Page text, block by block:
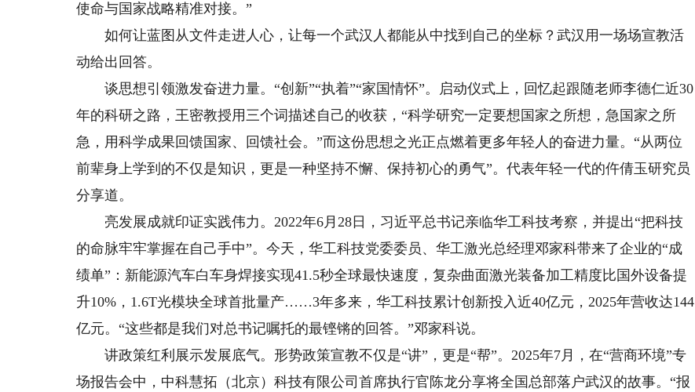
使命与国家战略精准对接。”
如何让蓝图从文件走进人心，让每一个武汉人都能从中找到自己的坐标？武汉用一场场宣教活
动给出回答。
谈思想引领激发奋进力量。“创新”“执着”“家国情怀”。启动仪式上，回忆起跟随老师李德仁近30
年的科研之路，王密教授用三个词描述自己的收获，“科学研究一定要想国家之所想，急国家之所
急，用科学成果回馈国家、回馈社会。”而这份思想之光正点燃着更多年轻人的奋进力量。“从两位
前辈身上学到的不仅是知识，更是一种坚持不懈、保持初心的勇气”。代表年轻一代的仵倩玉研究员
分享道。
亮发展成就印证实践伟力。2022年6月28日，习近平总书记亲临华工科技考察，并提出“把科技
的命脉牢牢掌握在自己手中”。今天，华工科技党委委员、华工激光总经理邓家科带来了企业的“成
绩单”：新能源汽车白车身焊接实现41.5秒全球最快速度，复杂曲面激光装备加工精度比国外设备提
升10%，1.6T光模块全球首批量产……3年多来，华工科技累计创新投入近40亿元，2025年营收达144
亿元。“这些都是我们对总书记嘱托的最铿锵的回答。”邓家科说。
讲政策红利展示发展底气。形势政策宣教不仅是“讲”，更是“帮”。2025年7月，在“营商环境”专
场报告会中，中科慧拓（北京）科技有限公司首席执行官陈龙分享将全国总部落户武汉的故事。“报